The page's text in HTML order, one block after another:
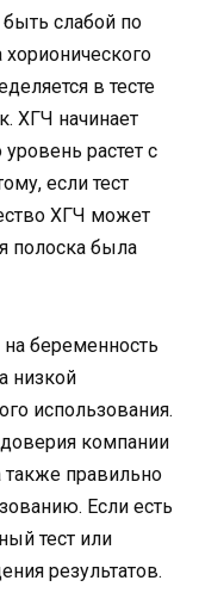
слабой по
хорионического
в тесте
ХГЧ начинает
растет с
если тест
ХГЧ может
полоска была
беременность
низкой
использования.
компании
правильно
Если есть
тест или
результатов.